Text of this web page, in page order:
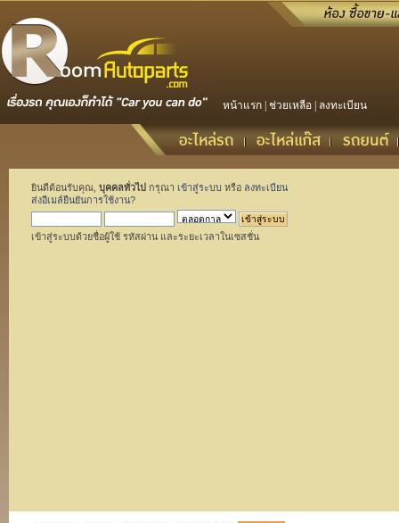
หน้าแรก ช่วยเหลือ ลงทะเบียน
ยินดีต้อนรับคุณ, บุคคลทั่วไป กรุณา เข้าสู่ระบบ หรือ ลงทะเบียน
ส่งอีเมล์ยืนยันการใช้งาน?
เข้าสู่ระบบด้วยชื่อผู้ใช้ รหัสผ่าน และระยะเวลาในเซสชั่น